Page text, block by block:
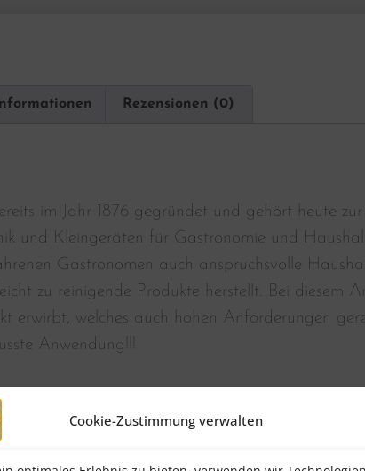
Cookie-Zustimmung verwalten
Rezensionen (0)
im Jahr 1876 gegründet und gehört heute
und Kleingeräten für Gastronomie und
Gastronomen auch anspruchsvolle
zu reinigende Produkte herstellt. Bei diesem
erwirbt, welches auch hohen Anforderungen
Anwendung!!!